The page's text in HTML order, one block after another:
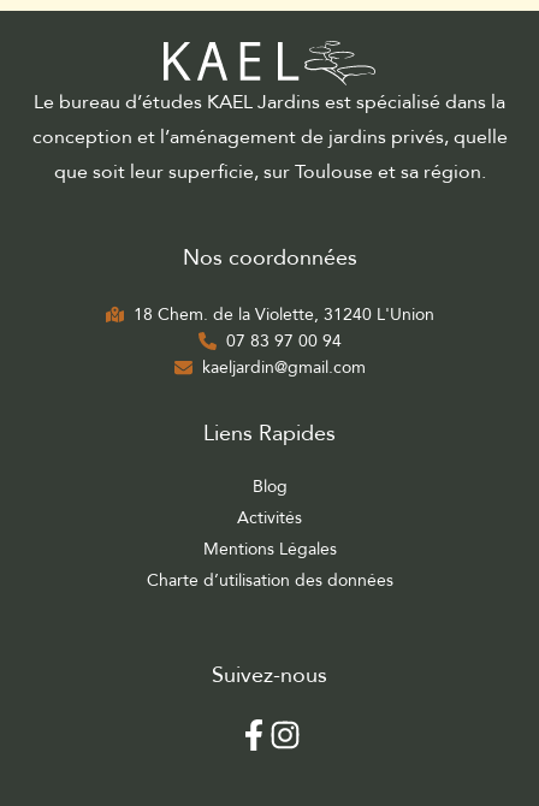
Le bureau d’études KAEL Jardins est spécialisé dans la
conception et l’aménagement de jardins privés, quelle
que soit leur superficie, sur Toulouse et sa région.
Nos coordonnées
18 Chem. de la Violette, 31240 L'Union
07 83 97 00 94
kaeljardin@gmail.com
Liens Rapides
Blog
Activités
Mentions Légales
Charte d’utilisation des données
Suivez-nous